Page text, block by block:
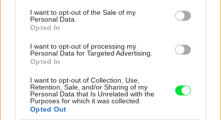
consent section.
I want to opt-out of the Sale of my
Personal Data.
Opted In
I want to opt-out of processing my
Personal Data for Targeted Advertising.
Opted In
I want to opt-out of Collection, Use,
Retention, Sale, and/or Sharing of my
Personal Data that Is Unrelated with the
Purposes for which it was collected.
Opted Out
vyhnúť ďalším chybám